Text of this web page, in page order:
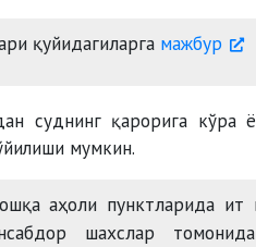
қуйидагиларга мажбур
суднинг қарорига кўра
мумкин.
аҳоли пунктларида
шахслар